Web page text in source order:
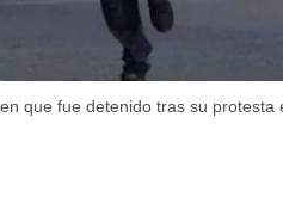
que fue detenido tras su protesta